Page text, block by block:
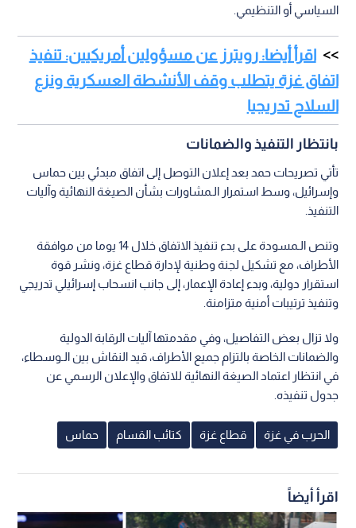
السياسي أو التنظيمي.
اقرأ أيضا: رويترز عن مسؤولين أمريكيين: تنفيذ
اتفاق غزة يتطلب وقف الأنشطة العسكرية ونزع
السلاح تدريجيا
بانتظار التنفيذ والضمانات
تأتي تصريحات حمد بعد إعلان التوصل إلى اتفاق مبدئي بين حماس
وإسرائيل، وسط استمرار الـمشاورات بشأن الصيغة النهائية وآليات
التنفيذ.
وتنص الـمسودة على بدء تنفيذ الاتفاق خلال 14 يوما من موافقة
الأطراف، مع تشكيل لجنة وطنية لإدارة قطاع غزة، ونشر قوة
استقرار دولية، وبدء إعادة الإعمار، إلى جانب انسحاب إسرائيلي تدريجي
وتنفيذ ترتيبات أمنية متزامنة.
ولا تزال بعض التفاصيل، وفي مقدمتها آليات الرقابة الدولية
والضمانات الخاصة بالتزام جميع الأطراف، قيد النقاش بين الـوسطاء،
في انتظار اعتماد الصيغة النهائية للاتفاق والإعلان الرسمي عن
جدول تنفيذه.
الحرب في غزة قطاع غزة كتائب القسام حماس
اقرأ أيضاً